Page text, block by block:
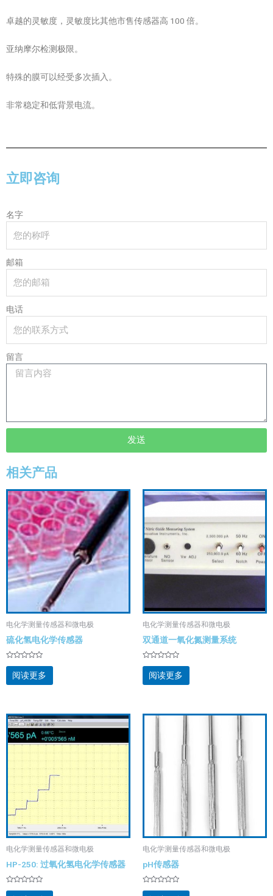
卓越的灵敏度，灵敏度比其他市售传感器高 100 倍。
亚纳摩尔检测极限。
特殊的膜可以经受多次插入。
非常稳定和低背景电流。
立即咨询
名字
邮箱
电话
留言
发送
相关产品
电化学测量传感器和微电极
硫化氢电化学传感器
评
分
&sol;
阅读更多
电化学测量传感器和微电极
双通道一氧化氮测量系统
评
分
&sol;
阅读更多
电化学测量传感器和微电极
HP-250: 过氧化氢电化学传感器
评
电化学测量传感器和微电极
pH传感器
评